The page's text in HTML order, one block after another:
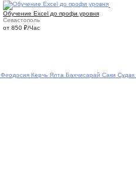
Обучение Excel до профи уровня
Севастополь
от 850 ₽/Час
Феодосия Керчь Ялта Бахчисарай Саки Судак